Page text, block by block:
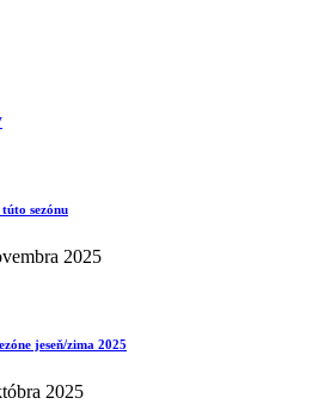
sezónu
2025
jeseň/zima 2025
2025